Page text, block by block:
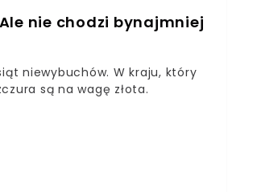
nie chodzi bynajmniej
niewybuchów. W kraju, który
są na wagę złota.